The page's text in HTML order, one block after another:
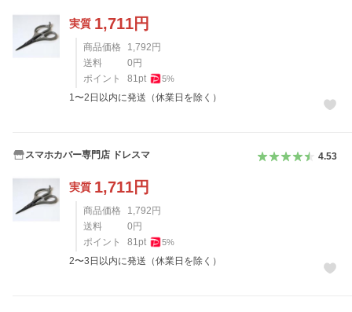
実質 1,711円
商品価格 1,792 円
送料
0 円
ポイント
81pt 5%
1〜2日以内に発送（休業日を除く）
スマホカバー専門店 ドレスマ 4.53
実質 1,711円
商品価格 1,792 円
送料
0 円
ポイント
81pt 5%
2〜3日以内に発送（休業日を除く）